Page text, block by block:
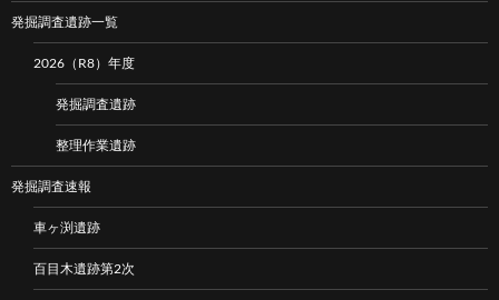
発掘調査遺跡一覧
2026（R8）年度
発掘調査遺跡
整理作業遺跡
発掘調査速報
車ヶ渕遺跡
百目木遺跡第2次